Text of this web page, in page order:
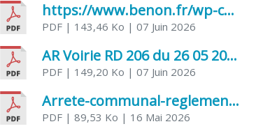
https://www.benon.fr/wp-content/uploads/2026/06/AR-Voirie-Chemin-de-Lafond-du-26-05-2026.pdf
PDF | 143,46 Ko | 07 Juin 2026
AR Voirie RD 206 du 26 05 2026
PDF | 149,20 Ko | 07 Juin 2026
Arrete-communal-reglemenatnt-des-bruits-de-voisinage-et-des-activites-bruyantes
PDF | 89,53 Ko | 16 Mai 2026